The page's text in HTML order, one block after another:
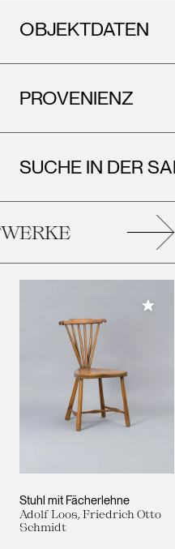
OBJEKTDATEN
PROVENIENZ
SUCHE IN DER
Stuhl mit Fächerlehne
Adolf Loos, Friedrich Otto
Schmidt